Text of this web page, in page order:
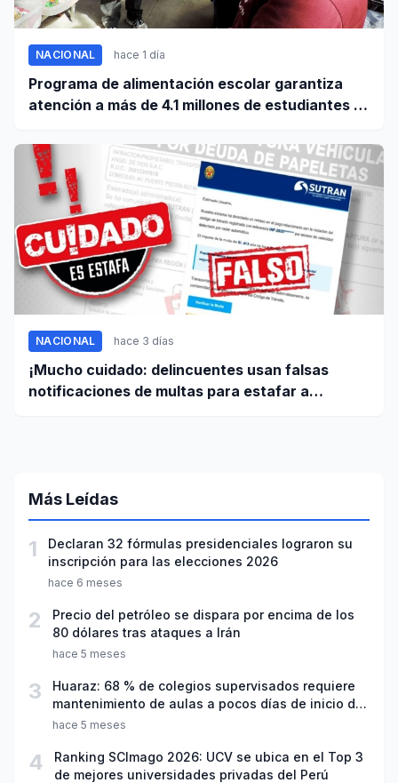
NACIONAL hace 1 día
Programa de alimentación escolar garantiza
atención a más de 4.1 millones de estudiantes a
NACIONAL hace 3 días
¡Mucho cuidado: delincuentes usan falsas
notificaciones de multas para estafar a
Más Leídas
1
Declaran 32 fórmulas presidenciales lograron su
inscripción para las elecciones 2026
hace 6 meses
2
Precio del petróleo se dispara por encima de los
80 dólares tras ataques a Irán
hace 5 meses
3
Huaraz: 68 % de colegios supervisados requiere
mantenimiento de aulas a pocos días de inicio del
año escolar 2026
hace 5 meses
4
Ranking SCImago 2026: UCV se ubica en el Top 3
de mejores universidades privadas del Perú